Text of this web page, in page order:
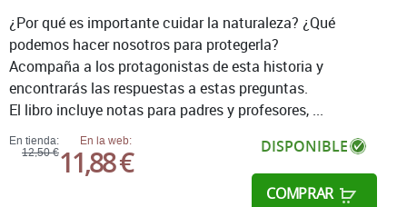
En tienda:
12,50 €
En la web:
11,88 € DISPONIBLE
COMPRAR
¿Por qué es importante cuidar la naturaleza? ¿Qué
podemos hacer nosotros para protegerla?
Acompaña a los protagonistas de esta historia y
encontrarás las respuestas a estas preguntas.
El libro incluye notas para padres y profesores, ...